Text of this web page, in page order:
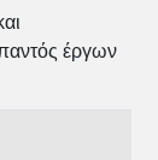
έργων